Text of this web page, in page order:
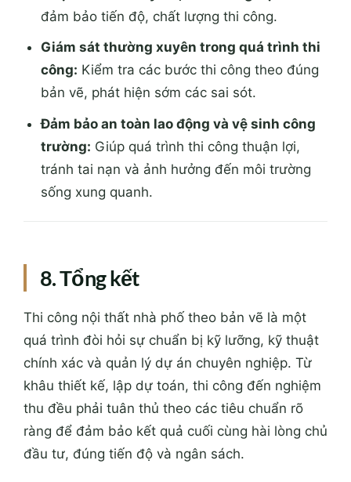
Đảm bảo an toàn lao động và vệ sinh công
trường:Giúp quá trình thi công thuận lợi,
tránh tai nạn và ảnh hưởng đến môi trường
sống xung quanh.
8. Tổng kết
chính xác và quản lý dự án chuyên nghiệp. Từ
khâu thiết kế, lập dự toán, thi công đến nghiệm
ràng để đảm bảo kết quả cuối cùng hài lòng chủ
đầu tư, đúng tiến độ và ngân sách.
Việc hợp tác chặt chẽ giữa các bên liên quan,
cùng sử dụng công nghệ hiện đại và đội ngũ thi
công lành nghề là chìa khóa thành công của mỗi
dự án nội thất nhà phố. Kết quả cuối cùng